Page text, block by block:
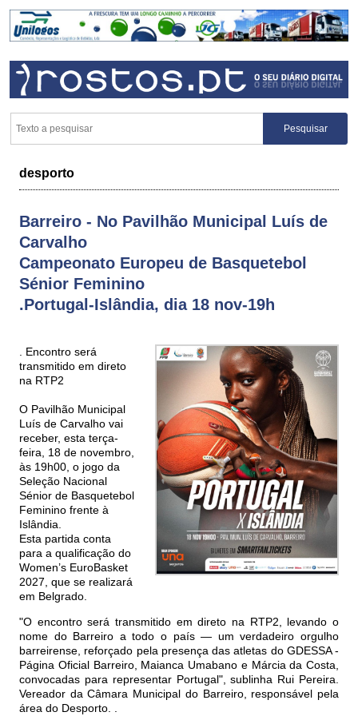
desporto
Barreiro - No Pavilhão Municipal Luís de
Carvalho
Campeonato Europeu de Basquetebol
Sénior Feminino
.Portugal-Islândia, dia 18 nov-19h
. Encontro será
transmitido em direto
na RTP2
O Pavilhão Municipal
Luís de Carvalho vai
receber, esta terça-
feira, 18 de novembro,
às 19h00, o jogo da
Seleção Nacional
Sénior de Basquetebol
Feminino frente à
Islândia.
Esta partida conta
para a qualificação do
Women’s EuroBasket
2027, que se realizará
em Belgrado.
"O encontro será transmitido em direto na RTP2, levando o
nome do Barreiro a todo o país — um verdadeiro orgulho
barreirense, reforçado pela presença das atletas do GDESSA -
Página Oficial Barreiro, Maianca Umabano e Márcia da Costa,
convocadas para representar Portugal", sublinha Rui Pereira.
Vereador da Câmara Municipal do Barreiro, responsável pela
área do Desporto. .